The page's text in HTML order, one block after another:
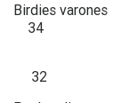
Birdies
34
Neto
32